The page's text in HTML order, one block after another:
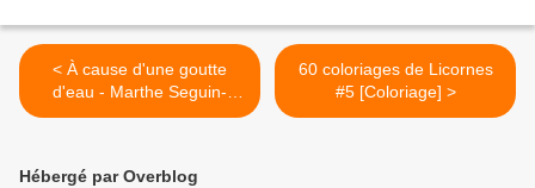
< À cause d'une goutte
d'eau - Marthe Seguin-
Fontès [Poésie]
60 coloriages de Licornes
#5 [Coloriage] >
Hébergé par Overblog